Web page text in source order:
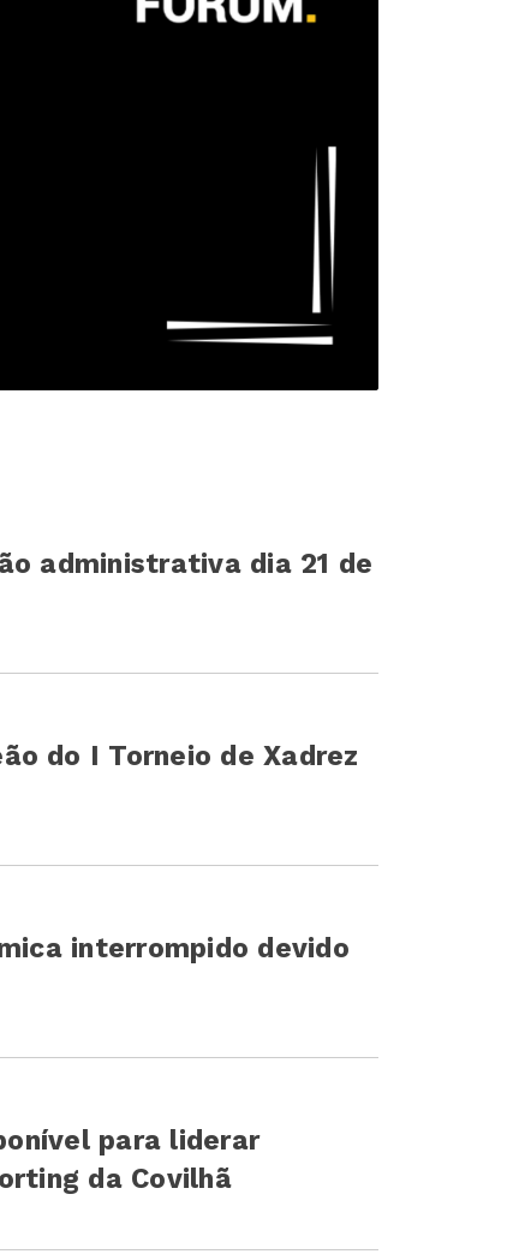
administrativa dia 21 de
do I Torneio de Xadrez
interrompido devido
para liderar
da Covilhã